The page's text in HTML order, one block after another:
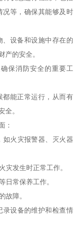
况等，确保其能够及时
设备和设施中存在的
产的安全。
保消防安全的重要工
都能正常运行，从而有
全。
：
如火灾报警器、灭火器
灾发生时正常工作。
日常保养工作。
故障。
录设备的维护和检查情